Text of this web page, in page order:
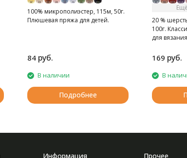
100% микрополиэстер, 115м, 50г.
Плюшевая пряжа для детей.
84 руб.
В наличии
Подробнее
20 %
100г.
для
169 руб.
В
Информация Прочее